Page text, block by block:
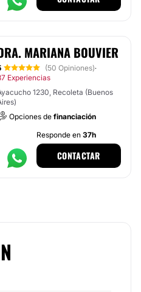
MARIANA BOUVIER
(50 Opiniones)·
Experiencias
1230, Recoleta (Buenos
Opciones de financiación
Responde en 37h
CONTACTAR